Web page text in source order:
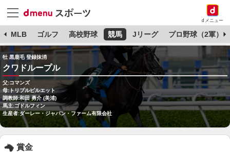
dメニュー
MLB ゴルフ 高校野球 競馬 Jリーグ プロ野球（2軍）
牡 黒鹿毛 登録抹消
クワドループル
父:コマンズ
母:トリプルピルエット
調教師:和田 勇介 (美浦)
馬主:ゴドルフィン
生産者:ダーレー・ジャパン・ファーム有限会社
賞金